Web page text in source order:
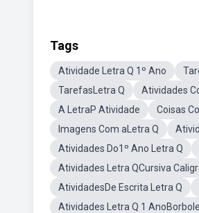
Tags
Atividade Letra Q 1º Ano
TarefasLetra Q
Atividades
A LetraP Atividade
Coisas
Imagens Com aLetra Q
Atividades Do1º Ano Letra Q
Atividades Letra QCursiva
AtividadesDe Escrita Letra Q
Atividades Letra Q 1